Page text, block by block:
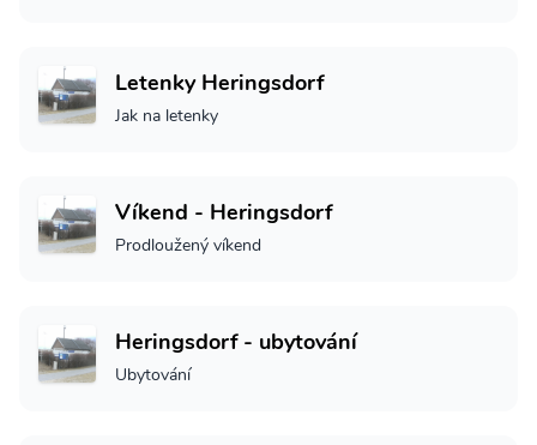
Letenky Heringsdorf
Jak na letenky
Víkend - Heringsdorf
Prodloužený víkend
Heringsdorf - ubytování
Ubytování